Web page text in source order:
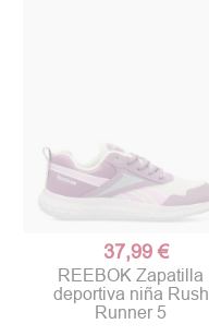
37,99 €
REEBOK Zapatilla
deportiva niña Rush
Runner 5